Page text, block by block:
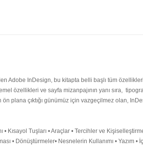
Adobe InDesign, bu kitapta belli başlı tüm
özellikleri ve sayfa mizanpajının yanı sıra,
ön plana çıktığı günümüz için vazgeçilmez
• Kısayol Tuşları • Araçlar • Tercihler ve
• Dönüştürmeler• Nesnelerin Kullanımı • Yazım •